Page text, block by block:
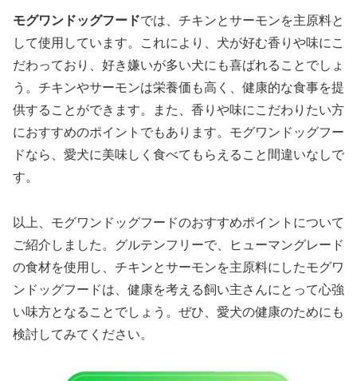
モグワンドッグフードでは、チキンとサーモンを主原料と
して使用しています。これにより、犬が好む香りや味にこ
だわっており、好き嫌いが多い犬にも喜ばれることでしょ
う。チキンやサーモンは栄養価も高く、健康的な食事を提
供することができます。また、香りや味にこだわりたい方
におすすめのポイントでもあります。モグワンドッグフー
ドなら、愛犬に美味しく食べてもらえること間違いなしで
す。
以上、モグワンドッグフードのおすすめポイントについて
ご紹介しました。グルテンフリーで、ヒューマングレード
の食材を使用し、チキンとサーモンを主原料にしたモグワ
ンドッグフードは、健康を考える飼い主さんにとって心強
い味方となることでしょう。ぜひ、愛犬の健康のためにも
検討してみてください。